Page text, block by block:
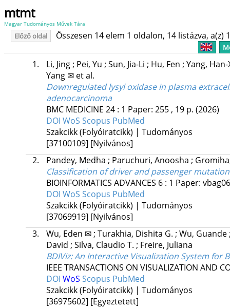
mtmt
Magyar Tudományos Művek Tára
Előző oldal Összesen 14 elem 1 oldalon, 14 listázva, a(z)
1. Li, Jing; Pei, Yu ; Sun, Jia-Li ; Hu, Fen ; Yang,
Yang ✉ et al.
Downregulated lysyl oxidase in plasma
adenocarcinoma
BMC MEDICINE 24: 1 Paper: 255 , 19 p. (2026)
DOI WoS Scopus PubMed
Szakcikk (Folyóiratcikk) | Tudományos
[37100109] [Nyilvános]
2.
Pandey, Medha ; Paruchuri, Anoosha ;
Classification of driver and passenger
BIOINFORMATICS ADVANCES 6: 1 Paper:
DOI WoS Scopus PubMed
Szakcikk (Folyóiratcikk) | Tudományos
[37069919] [Nyilvános]
3.
Wu, Eden ✉; Turakhia, Dishita G. ; Wu, Guande
David ; Silva, Claudio T. ; Freire, Juliana
BDIViz: An Interactive Visualization System for
IEEE TRANSACTIONS ON VISUALIZATION AND
DOI WoS Scopus PubMed
Szakcikk (Folyóiratcikk) | Tudományos
[36975602] [Egyeztetett]